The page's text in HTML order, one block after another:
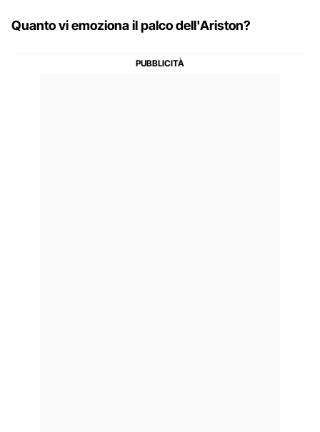
Quanto vi emoziona il palco dell'Ariston?